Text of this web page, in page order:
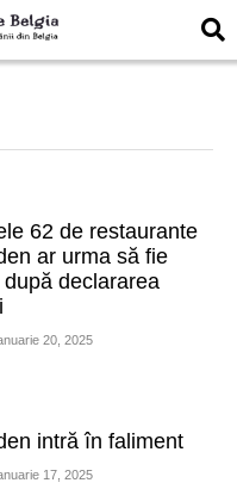
62 de restaurante
ar urma să fie
declararea
20, 2025
intră în faliment
17, 2025